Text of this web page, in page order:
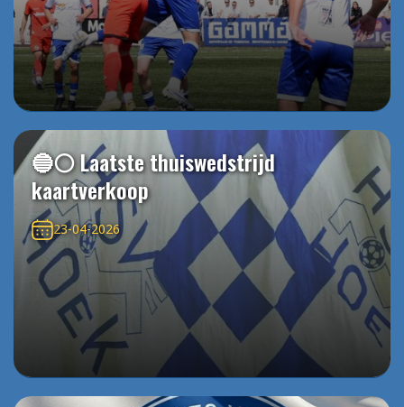
🔵⚪️ Laatste thuiswedstrijd
kaartverkoop
23-04-2026